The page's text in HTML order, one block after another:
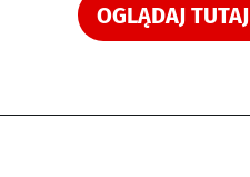
OGLĄDAJ TUTAJ